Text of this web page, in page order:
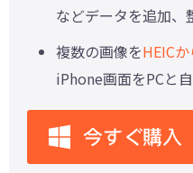
などデータを追加、
複数の画像をHEIC
iPhone画面をPCと